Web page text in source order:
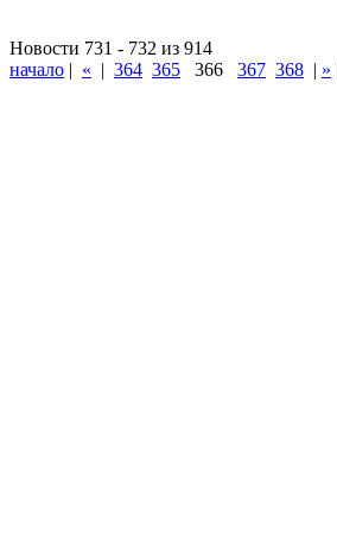
Новости 731 - 732 из 914
начало | « | 364 365 366 367 368 | »